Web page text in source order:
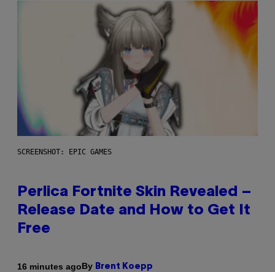
SCREENSHOT: EPIC GAMES
Perlica Fortnite Skin Revealed –
Release Date and How to Get It
Free
16 minutes agoBy Brent Koepp